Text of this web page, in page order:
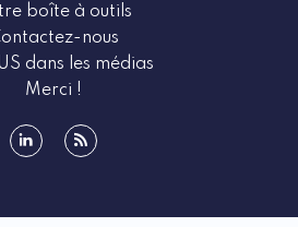
boîte à outils
nous
dans les médias
Merci !